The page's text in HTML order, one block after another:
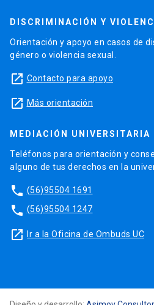
DISCRIMINACIÓN Y
Orientación y apoyo en casos de
género o violencia sexual.
launch Contacto para apoyo
launch Más orientación
MEDIACIÓN UNIVERSITARIA
Teléfonos para orientación y
alguno de tus derechos en la
phone (56)95504 1691
phone (56)95504 1247
launch Ir a la Oficina de Ombuds UC